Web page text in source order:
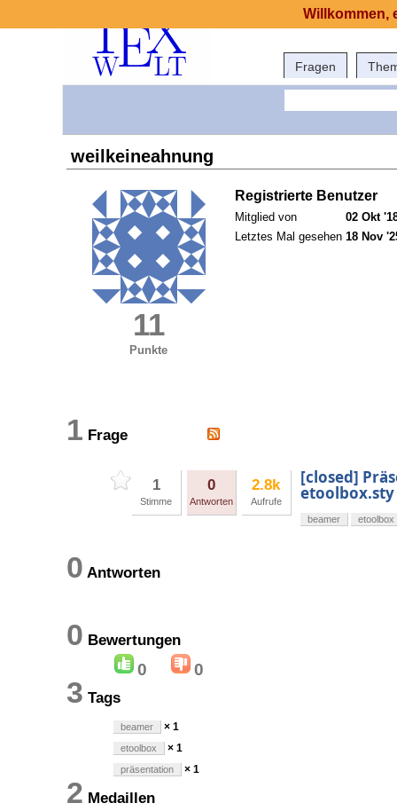
Fragen
weilkeineahnung
11
Punkte
Registrierte Benutzer
Mitglied von
02 Okt
Letztes Mal gesehen 18 Nov
1 Frage
1
Stimme
0
Antworten
2.8k
Aufrufe
[closed]
etoolbox.sty
beamer etoolbox
0 Antworten
0 Bewertungen
0 0
3 Tags
beamer × 1
etoolbox × 1
präsentation × 1
2 Medaillen
Willkommen,